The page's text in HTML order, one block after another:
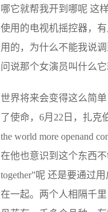
哪它就帮我开到哪呢 这
使用的电视机摇控器，
用的，为什么不能我说
问说那个女演员叫什么
世界将来会变得这么简
了使命，6月22日，扎克
the world more openand
在他也意识到这个东西不
together”呢 还是要通过
在一起。两个人相隔千